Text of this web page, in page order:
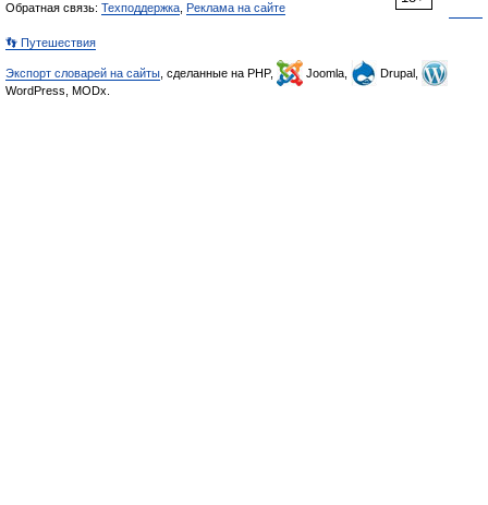
Обратная связь: Техподдержка Реклама на сайте
👣 Путешествия
Экспорт словарей на сайты , сделанные на PHP, Joomla,
Drupal,
WordPress, MODx.